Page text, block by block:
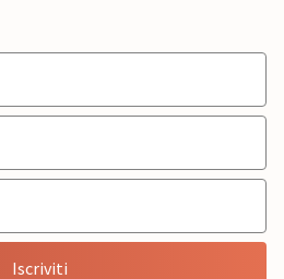
Iscriviti